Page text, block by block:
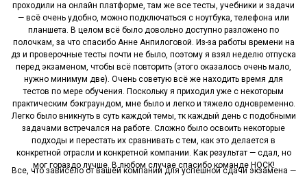
проходили на онлайн платформе, там же все тесты, учебники и задачи
— всё очень удобно, можно подключаться с ноутбука, телефона или
планшета. В целом всё было довольно доступно разложено по
полочкам, за что спасибо Анне Анпилоговой. Из-за работы времени на
дз и проверочные тесты почти не было, поэтому я взял неделю отпуска
перед экзаменом, чтобы всё повторить (этого оказалось очень мало,
нужно минимум две). Очень советую всё же находить время для
тестов по мере обучения. Поскольку я приходил уже с некоторым
практическим бэкграундом, мне было и легко и тяжело одновременно.
Легко было вникнуть в суть каждой темы, тк каждый день с подобными
задачами встречался на работе. Сложно было освоить некоторые
подходы и перестать их сравнивать с тем, как это делается в
конкретной отрасли и конкретной компании. Как результат — сдал, но
мог гораздо лучше. В любом случае спасибо команде HOCK!
Все, что зависело от вашей компании для успешной сдачи экзамена —